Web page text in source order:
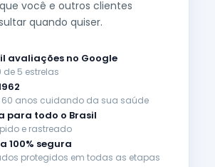
você e outros clientes
quando quiser.
avaliações no Google
de 5 estrelas
60 anos cuidando da sua saúde
para todo o Brasil
e rastreado
100% segura
protegidos em todas as etapas